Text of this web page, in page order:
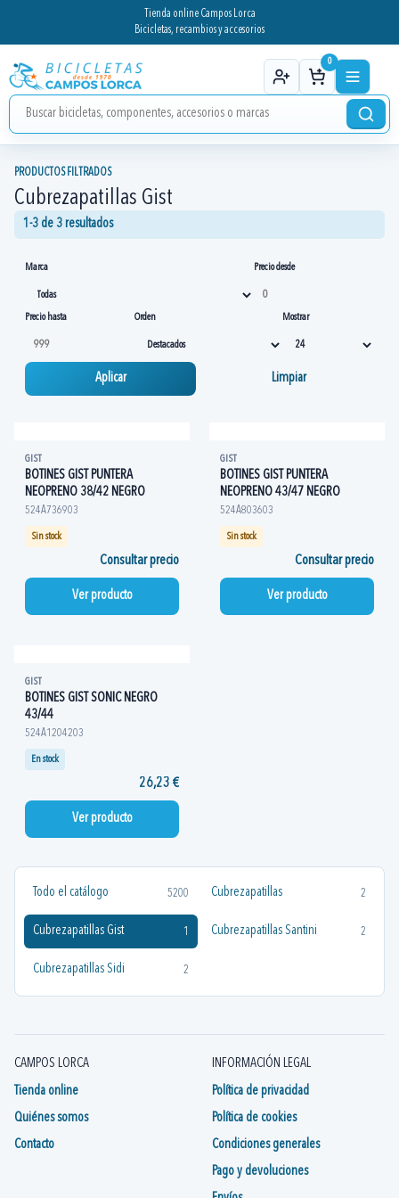
Tienda online Campos Lorca
Bicicletas, recambios y accesorios
0
Todo el catálogo 5200 Cubrezapatillas 2
Cubrezapatillas Gist 1 Cubrezapatillas Santini 2
Cubrezapatillas Sidi 2
PRODUCTOS FILTRADOS
Cubrezapatillas Gist
1-3 de 3 resultados
Marca Precio desde
Precio hasta Orden Mostrar
Aplicar Limpiar
GIST
BOTINES GIST PUNTERA
NEOPRENO 38/42 NEGRO
524A736903
Sin stock
Consultar precio
Ver producto
GIST
BOTINES GIST PUNTERA
NEOPRENO 43/47 NEGRO
524A803603
Sin stock
Consultar precio
Ver producto
GIST
BOTINES GIST SONIC NEGRO
43/44
524A1204203
En stock
26,23 €
Ver producto
CAMPOS LORCA
Tienda online
Quiénes somos
Contacto
INFORMACIÓN LEGAL
Política de privacidad
Política de cookies
Condiciones generales
Pago y devoluciones